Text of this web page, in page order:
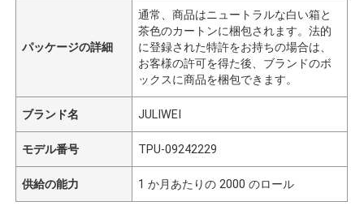
パッケージの詳細
通常、商品はニュートラルな白い箱と
茶色のカートンに梱包されます。法的
に登録された特許をお持ちの場合は、
お客様の許可を得た後、ブランドのボ
ックスに商品を梱包できます。
ブランド名 JULIWEI
モデル番号 TPU-09242229
供給の能力 1 か月あたりの 2000 のロール